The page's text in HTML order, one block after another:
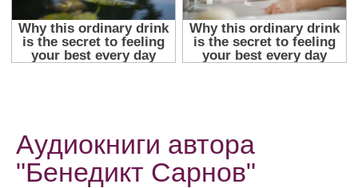
Аудиокниги автора
"Бенедикт Сарнов"